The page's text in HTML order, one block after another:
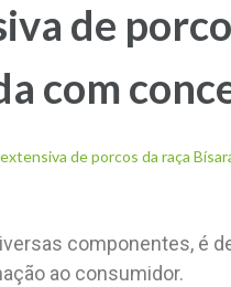
de
com
de porcos da raça
componentes, é
ao consumidor.